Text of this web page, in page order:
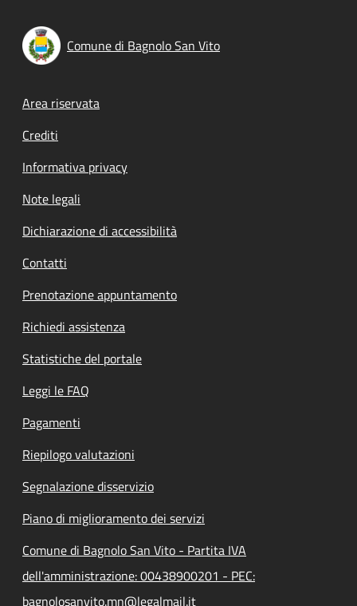
Comune di Bagnolo San Vito
Footer menu
Area riservata
Crediti
Informativa privacy
Note legali
Dichiarazione di accessibilità
Contatti
Prenotazione appuntamento
Richiedi assistenza
Statistiche del portale
Leggi le FAQ
Pagamenti
Riepilogo valutazioni
Segnalazione disservizio
Piano di miglioramento dei servizi
Comune di Bagnolo San Vito - Partita IVA
dell'amministrazione: 00438900201 - PEC:
bagnolosanvito.mn@legalmail.it